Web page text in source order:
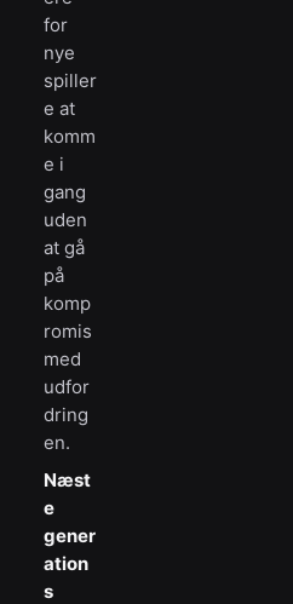
for
nye
spiller
e at
komm
e i
gang
uden
at gå
på
komp
romis
med
udfor
dring
en.
Næst
e
gener
ation
s